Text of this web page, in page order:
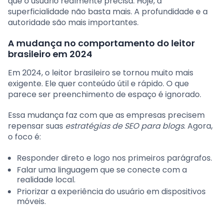
superficialidade não basta mais. A profundidade e a
autoridade são mais importantes.
A mudança no comportamento do leitor
brasileiro em 2024
Em 2024, o leitor brasileiro se tornou muito mais
exigente. Ele quer conteúdo útil e rápido. O que
parece ser preenchimento de espaço é ignorado.
Essa mudança faz com que as empresas precisem
repensar suas estratégias de SEO para blogs. Agora,
o foco é:
Responder direto e logo nos primeiros parágrafos.
Falar uma linguagem que se conecte com a
realidade local.
Priorizar a experiência do usuário em dispositivos
móveis.